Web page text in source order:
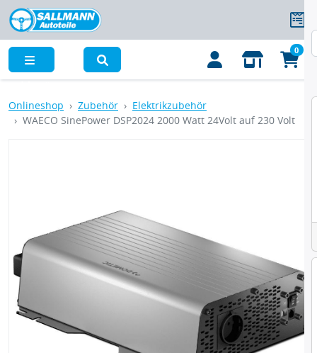
0
Onlineshop Zubehör
Elektrikzubehör
WAECO SinePower DSP2024 2000 Watt 24Volt auf 230 Volt